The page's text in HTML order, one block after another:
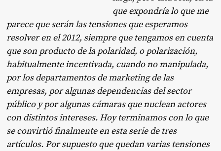
que expondría lo que me
parece que serán las tensiones que esperamos
resolver en el 2012, siempre que tengamos en cuenta
que son producto de la polaridad, o polarización,
habitualmente incentivada, cuando no manipulada,
por los departamentos de marketing de las
empresas, por algunas dependencias del sector
público y por algunas cámaras que nuclean actores
con distintos intereses. Hoy terminamos con lo que
se convirtió finalmente en esta serie de tres
artículos. Por supuesto que quedan varias tensiones